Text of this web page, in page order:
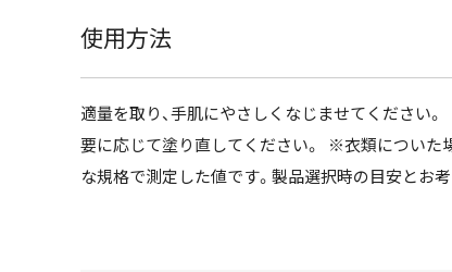
使用方法
適量を取り、手肌にやさしくなじませてください
要に応じて塗り直してください。 ※衣類についた
な規格で測定した値です。製品選択時の目安とお考